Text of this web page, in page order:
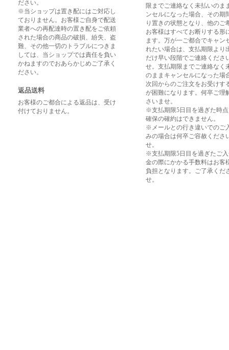
ださい。
※当ショップは置き配にはご対応し
ておりません。お客様ご自身で配送
業者への再配達時の置き配をご依頼
された場合の商品の破損、紛失、盗
難、その他一切のトラブルにつきま
しては、当ショップでは責任を負い
かねますのでおあらかじめご了承く
ださい。
返品送料
お客様のご都合による返品は、受け
付けておりません。
限までご連絡なく未払いのま
ンセルになった場合、その期
り置きの状態となり、他のご
お客様はすべてお断りする形
ます。万が一ご都合でキャン
れたい場合は、支払期限より
だけ早い段階でご連絡くださ
せ。支払期限までご連絡なく
のままキャンセルになった場
次回からのご注文をお受けす
が困難になります。何卒ご理
さいませ。
※支払期限5日目を過ぎた時
確保の確約はできません。
※メールとの行き違いでのご
みの場合は何卒ご容赦くださ
せ。
※支払期限5日目を過ぎたご
金の際にかかる手数料はお客
負担となります。ご了承くだ
せ。